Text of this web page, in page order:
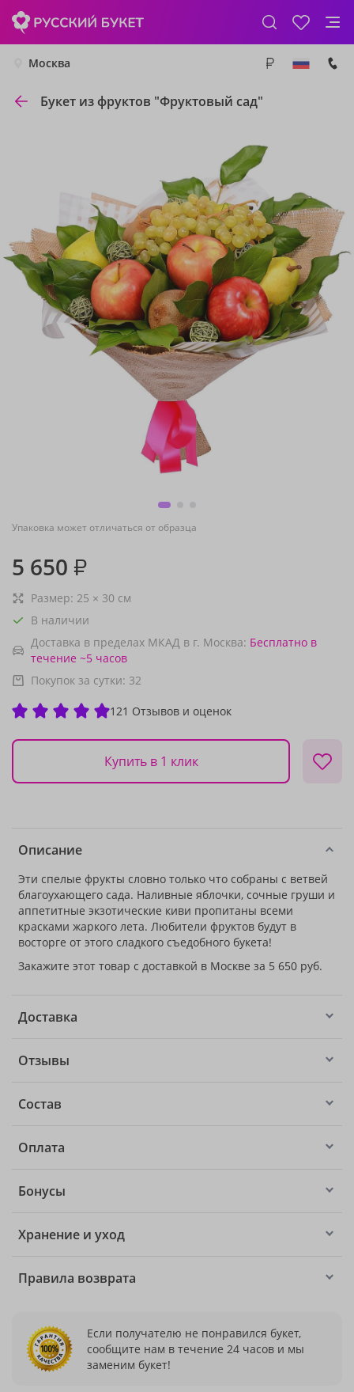
Москва
Букет из фруктов "Фруктовый сад"
Упаковка может отличаться от образца
5 650 ₽
Размер: 25 × 30 см
В наличии
Доставка в пределах МКАД в г. Москва: Бесплатно в
течение ~5 часов
Покупок за сутки: 32
121 Отзывов и оценок
Купить в 1 клик
Описание
Эти спелые фрукты словно только что собраны с ветвей
благоухающего сада. Наливные яблочки, сочные груши и
аппетитные экзотические киви пропитаны всеми
красками жаркого лета. Любители фруктов будут в
восторге от этого сладкого съедобного букета!
Закажите этот товар с доставкой в Москве за 5 650 руб.
Доставка
Отзывы
Состав
Оплата
Бонусы
Хранение и уход
Правила возврата
Если получателю не понравился букет,
сообщите нам в течение 24 часов и мы
заменим букет!